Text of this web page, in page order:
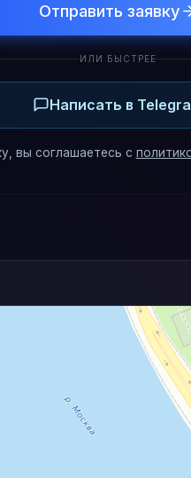
Отправить заявку
ИЛИ БЫСТРЕЕ
Написать в
вы соглашаетесь с